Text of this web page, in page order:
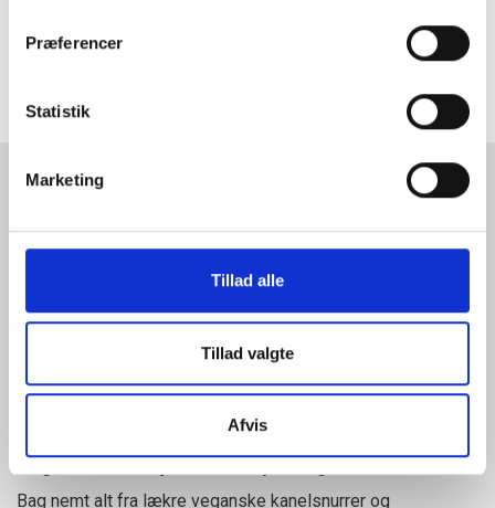
Præferencer
Statistik
Marketing
Tillad alle
Tillad valgte
Afvis
Se hvordan vi samarbejder, om at udvikle
Vegansk bløddej, creme & fyldning
Bag nemt alt fra lækre veganske kanelsnurrer og